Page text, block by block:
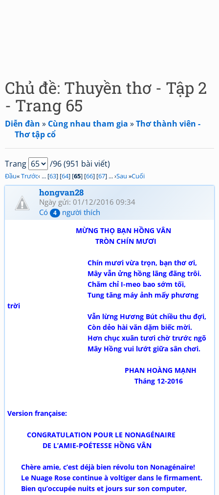
Chủ đề: Thuyền thơ - Tập 2
- Trang 65
Diễn đàn » Cùng nhau tham gia »Thơ thành viên -
Thơ tập cổ
Trang /96 (951 bài viết)
Đầu«Trước‹ ... [63] [64] [65] [66] [67] ... ›Sau »Cuối
hongvan28
Ngày gửi: 01/12/2016 09:34
Có
4 người thích
MỪNG THỌ BẠN HỒNG VÂN
TRÒN CHÍN MƯƠI
Chín mươi vừa trọn, bạn thơ ơi,
Mây vẫn ửng hồng lãng đãng trôi.
Chăm chỉ I-meo bao sớm tối,
Tung tăng máy ảnh mấy phương
trời
Vẫn lừng Hương Bút chiều thu đợi,
Còn dẻo hài văn dặm biếc mời.
Hơn chục xuân tươi chờ trước ngõ
Mây Hồng vui lướt giữa sân chơi.
PHAN HOÀNG MẠNH
Tháng 12-2016
Version française:
CONGRATULATION POUR LE NONAGÉNAIRE
DE L’AMIE-POÉTESSE HỒNG VÂN
Chère amie, c’est déjà bien révolu ton Nonagénaire!
Le Nuage Rose continue à voltiger dans le firmament.
Bien qu’occupée nuits et jours sur son computer,